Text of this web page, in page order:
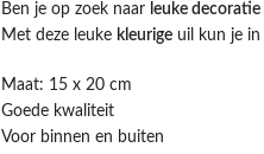
Ben je op zoek naar leuke decoratie
Met deze leuke kleurige uil kun je
Maat: 15 x 20 cm
Goede kwaliteit
Voor binnen en buiten